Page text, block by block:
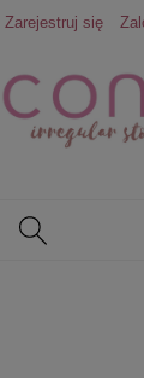
Zarejestruj się